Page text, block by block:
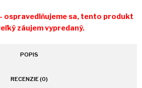
ospravedlňujeme sa, tento produkt
záujem vypredaný.
POPIS
RECENZIE (0)